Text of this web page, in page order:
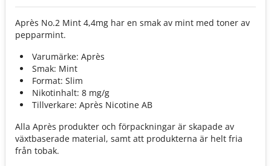
Après No.2 Mint 4,4mg har en smak av mint med toner av
pepparmint.
Varumärke: Après
Smak: Mint
Format: Slim
Nikotinhalt: 8 mg/g
Tillverkare: Après Nicotine AB
Alla Après produkter och förpackningar är skapade av
växtbaserade material, samt att produkterna är helt fria
från tobak.